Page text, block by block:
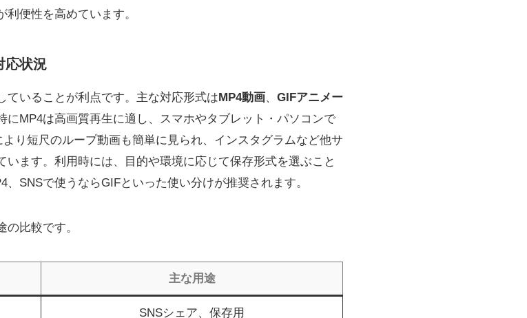
便性を高めています。
応状況
ていることが利点です。主な対応形式は MP4動画、 GIFアニメー
にMP4は高画質再生に適し、スマホやタブレット・パソコンで
り短尺のループ動画も簡単に見られ、インスタグラムなど他サ
ます。利用時には、目的や環境に応じて保存形式を選ぶこと
SNSで使うならGIFといった使い分けが推奨されます。
比較です。
主な用途
SNSシェア、保存用